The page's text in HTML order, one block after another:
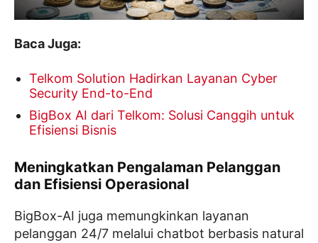
Baca Juga:
Telkom Solution Hadirkan Layanan Cyber
Security End-to-End
BigBox AI dari Telkom: Solusi Canggih untuk
Efisiensi Bisnis
Meningkatkan Pengalaman Pelanggan
dan Efisiensi Operasional
BigBox-AI juga memungkinkan layanan
pelanggan 24/7 melalui chatbot berbasis natural